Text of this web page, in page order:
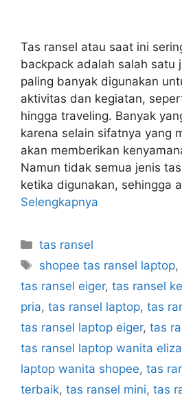
Tas ransel atau saat ini
backpack adalah salah satu
paling banyak digunakan
aktivitas dan kegiatan,
hingga traveling. Banyak
karena selain sifatnya yang
akan memberikan
Namun tidak semua jenis
ketika digunakan, sehingga
Selengkapnya
Kategori
tas ransel
Tag
shopee tas ransel laptop,
tas ransel eiger, tas ransel
pria, tas ransel laptop, tas
tas ransel laptop eiger, tas
tas ransel laptop wanita
laptop wanita shopee, tas
terbaik, tas ransel mini, tas